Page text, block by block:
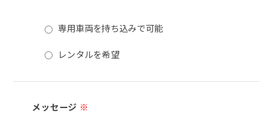
専用車両を持ち込みで可能
レンタルを希望
メッセージ ※